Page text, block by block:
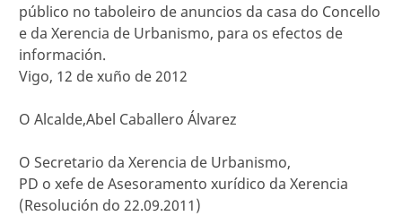
público no taboleiro de anuncios da casa do Concello
e da Xerencia de Urbanismo, para os efectos de
información.
Vigo, 12 de xuño de 2012
O Alcalde,Abel Caballero Álvarez
O Secretario da Xerencia de Urbanismo,
PD o xefe de Asesoramento xurídico da Xerencia
(Resolución do 22.09.2011)